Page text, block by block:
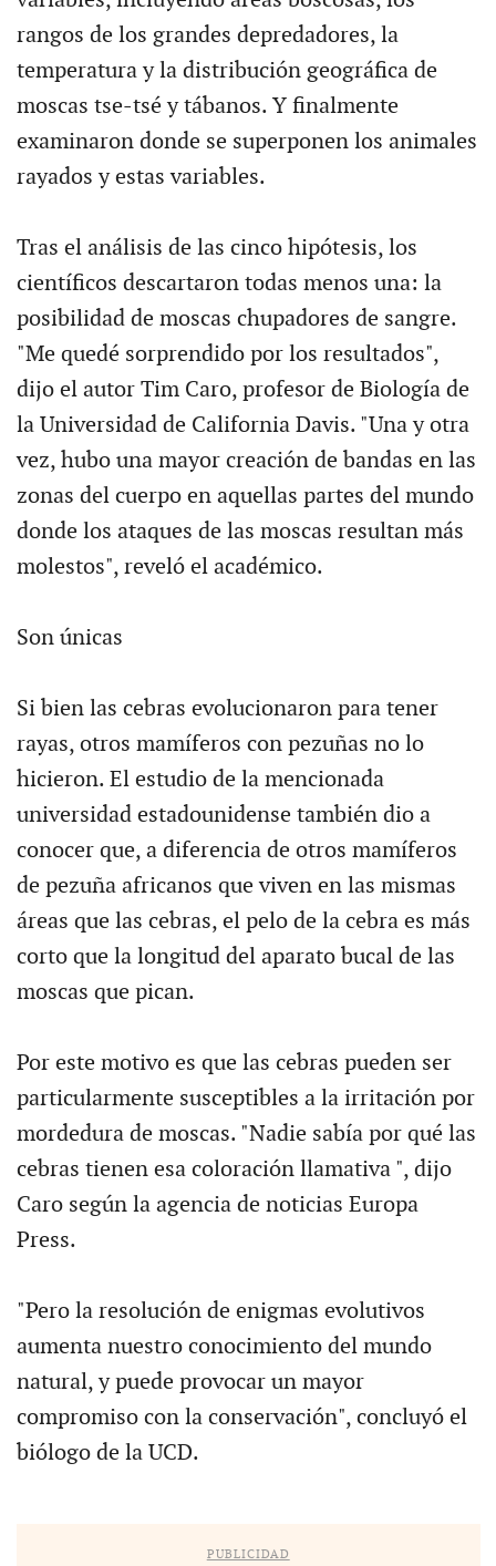
rangos de los grandes depredadores, la
temperatura y la distribución geográfica de
moscas tse-tsé y tábanos. Y finalmente
examinaron donde se superponen los animales
rayados y estas variables.
Tras el análisis de las cinco hipótesis, los
científicos descartaron todas menos una: la
posibilidad de moscas chupadores de sangre.
"Me quedé sorprendido por los resultados",
dijo el autor Tim Caro, profesor de Biología de
la Universidad de California Davis. "Una y otra
vez, hubo una mayor creación de bandas en las
zonas del cuerpo en aquellas partes del mundo
donde los ataques de las moscas resultan más
molestos", reveló el académico.
Son únicas
Si bien las cebras evolucionaron para tener
rayas, otros mamíferos con pezuñas no lo
hicieron. El estudio de la mencionada
universidad estadounidense también dio a
conocer que, a diferencia de otros mamíferos
de pezuña africanos que viven en las mismas
áreas que las cebras, el pelo de la cebra es más
corto que la longitud del aparato bucal de las
moscas que pican.
Por este motivo es que las cebras pueden ser
particularmente susceptibles a la irritación por
mordedura de moscas. "Nadie sabía por qué las
cebras tienen esa coloración llamativa ", dijo
Caro según la agencia de noticias Europa
Press.
"Pero la resolución de enigmas evolutivos
aumenta nuestro conocimiento del mundo
natural, y puede provocar un mayor
compromiso con la conservación", concluyó el
biólogo de la UCD.
PUBLICIDAD